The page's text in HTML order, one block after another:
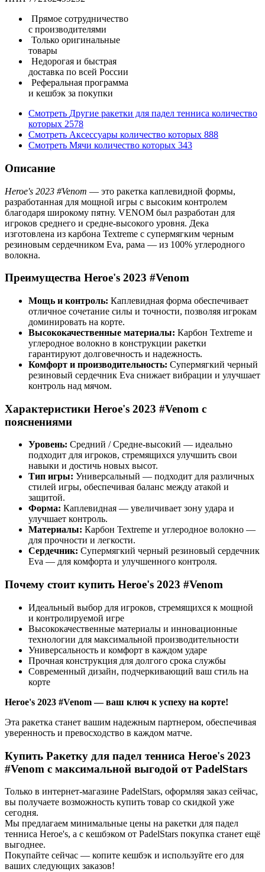
Прямое сотрудничество
с производителями
Только оригинальные
товары
Недорогая и быстрая
доставка по всей России
Реферальная программа
и кешбэк за покупки
Смотреть Другие ракетки для падел тенниса количество
которых 2578
Смотреть Аксессуары количество которых 888
Смотреть Мячи количество которых 343
Описание
Heroe's 2023 #Venom — это ракетка каплевидной формы,
разработанная для мощной игры с высоким контролем
благодаря широкому пятну. VENOM был разработан для
игроков среднего и средне-высокого уровня. Дека
изготовлена ​​из карбона Textreme с супермягким черным
резиновым сердечником Eva, рама — из 100% углеродного
волокна.
Преимущества Heroe's 2023 #Venom
Мощь и контроль: Каплевидная форма обеспечивает
отличное сочетание силы и точности, позволяя игрокам
доминировать на корте.
Высококачественные материалы: Карбон Textreme и
углеродное волокно в конструкции ракетки
гарантируют долговечность и надежность.
Комфорт и производительность: Супермягкий черный
резиновый сердечник Eva снижает вибрации и улучшает
контроль над мячом.
Характеристики Heroe's 2023 #Venom с
пояснениями
Уровень: Средний / Средне-высокий — идеально
подходит для игроков, стремящихся улучшить свои
навыки и достичь новых высот.
Тип игры: Универсальный — подходит для различных
стилей игры, обеспечивая баланс между атакой и
защитой.
Форма: Каплевидная — увеличивает зону удара и
улучшает контроль.
Материалы: Карбон Textreme и углеродное волокно —
для прочности и легкости.
Сердечник: Супермягкий черный резиновый сердечник
Eva — для комфорта и улучшенного контроля.
Почему стоит купить Heroe's 2023 #Venom
Идеальный выбор для игроков, стремящихся к мощной
и контролируемой игре
Высококачественные материалы и инновационные
технологии для максимальной производительности
Универсальность и комфорт в каждом ударе
Прочная конструкция для долгого срока службы
Современный дизайн, подчеркивающий ваш стиль на
корте
Heroe's 2023 #Venom — ваш ключ к успеху на корте!
Эта ракетка станет вашим надежным партнером, обеспечивая
уверенность и превосходство в каждом матче.
Купить Ракетку для падел тенниса Heroe's 2023
#Venom с максимальной выгодой от PadelStars
Только в интернет-магазине PadelStars, оформляя заказ сейчас,
вы получаете возможность купить товар со скидкой уже
сегодня.
Мы предлагаем минимальные цены на ракетки для падел
тенниса Heroe's, а с кешбэком от PadelStars покупка станет ещё
выгоднее.
Покупайте сейчас — копите кешбэк и используйте его для
ваших следующих заказов!